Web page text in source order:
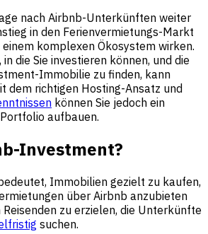
nach Airbnb-Unterkünften weiter
in den Ferienvermietungs-Markt
komplexen Ökosystem wirken.
die Sie investieren können, und die
Immobilie zu finden, kann
dem richtigen Hosting-Ansatz und
können Sie jedoch ein
aufbauen.
Investment?
Immobilien gezielt zu kaufen,
über Airbnb anzubieten
zu erzielen, die Unterkünfte
suchen.